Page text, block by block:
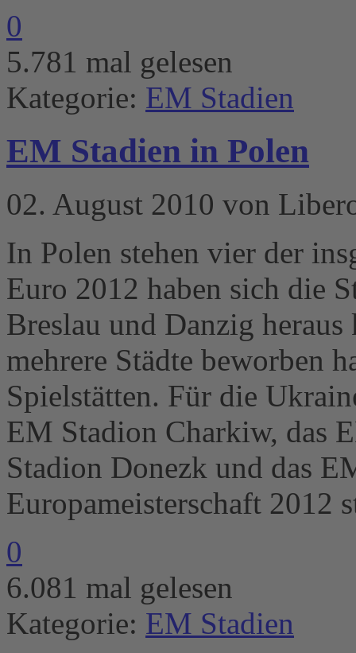
0
5.781 mal gelesen
Kategorie: EM Stadien
EM Stadien in Polen
02. August 2010 von
In Polen stehen vier der
Euro 2012 haben sich die
Breslau und Danzig
mehrere Städte beworben
Spielstätten. Für die
EM Stadion Charkiw, das
Stadion Donezk und das
Europameisterschaft 2012
0
6.081 mal gelesen
Kategorie: EM Stadien